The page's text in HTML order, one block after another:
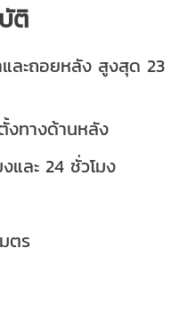
ติ
และถอยหลัง สูงสุด 23
งทางด้านหลัง
และ 24 ชั่วโมง
ตร